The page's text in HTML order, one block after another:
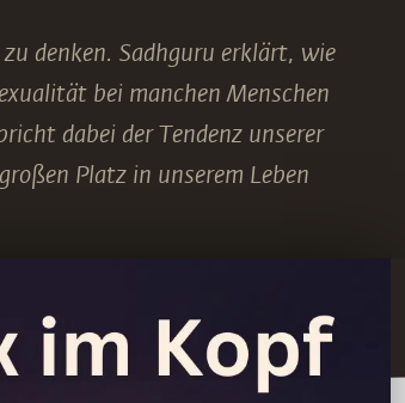
denken. Sadhguru erklärt, wie
bei manchen Menschen
dabei der Tendenz unserer
Platz in unserem Leben